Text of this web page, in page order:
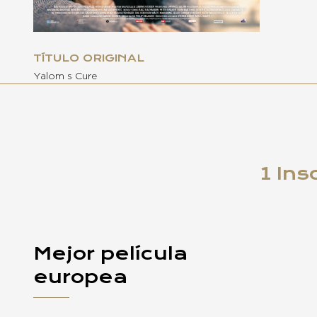
TÍTULO ORIGINAL
Yalom s Cure
1
Mejor película
europea